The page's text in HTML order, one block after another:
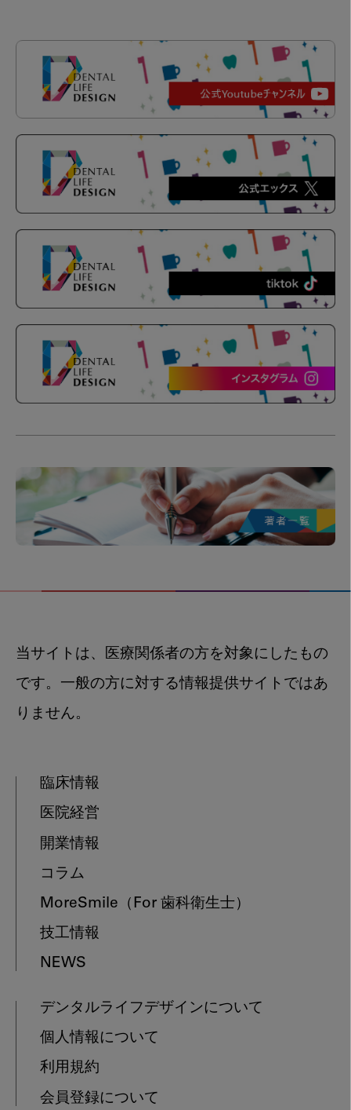
当サイトは、医療関係者の方を対象にしたもの
です。一般の方に対する情報提供サイトではあ
りません。
臨床情報
医院経営
開業情報
コラム
MoreSmile （For 歯科衛生士）
技工情報
NEWS
デンタルライフデザインについて
個人情報について
利用規約
会員登録について